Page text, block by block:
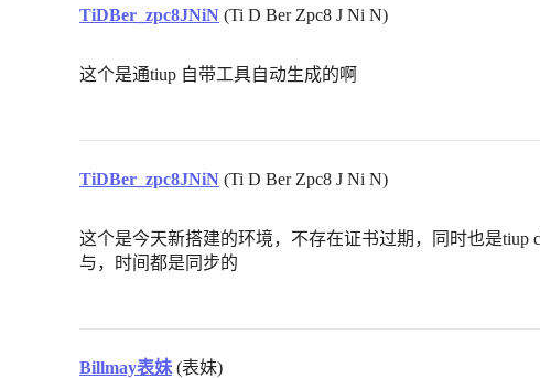
TiDBer_zpc8JNiN (Ti D Ber Zpc8 J Ni N)
这个是通tiup 自带工具自动生成的啊
TiDBer_zpc8JNiN (Ti D Ber Zpc8 J Ni N)
这个是今天新搭建的环境，不存在证书过期，同时也是tiup
与，时间都是同步的
Billmay表妹 (表妹)